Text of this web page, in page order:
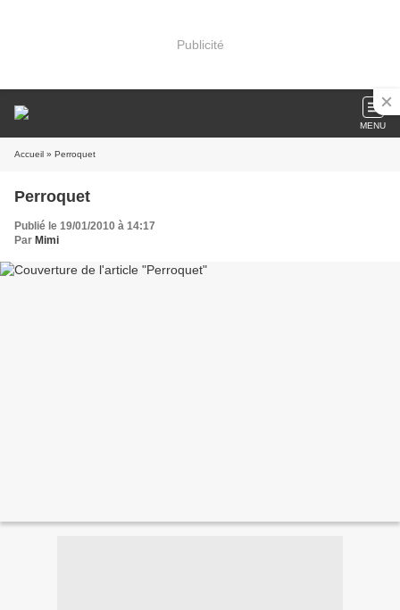
Publicité
MENU
Accueil » Perroquet
Perroquet
Publié le 19/01/2010 à 14:17
Par Mimi